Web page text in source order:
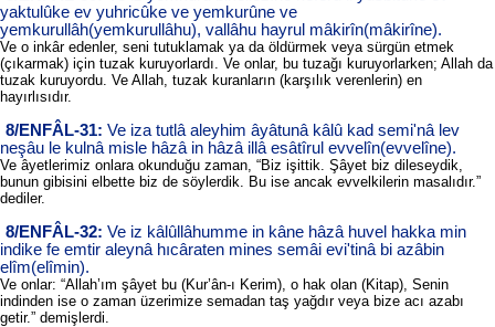
yaktulûke ev yuhricûke ve yemkurûne ve
yemkurullâh(yemkurullâhu), vallâhu hayrul mâkirîn(mâkirîne).
Ve o inkâr edenler, seni tutuklamak ya da öldürmek veya sürgün etmek
(çıkarmak) için tuzak kuruyorlardı. Ve onlar, bu tuzağı kuruyorlarken; Allah da
tuzak kuruyordu. Ve Allah, tuzak kuranların (karşılık verenlerin) en
hayırlısıdır.
8/ENFÂL-31: Ve iza tutlâ aleyhim âyâtunâ kâlû kad semi'nâ lev
neşâu le kulnâ misle hâzâ in hâzâ illâ esâtîrul evvelîn(evvelîne).
Ve âyetlerimiz onlara okunduğu zaman, “Biz işittik. Şâyet biz dileseydik,
bunun gibisini elbette biz de söylerdik. Bu ise ancak evvelkilerin masalıdır.”
dediler.
8/ENFÂL-32: Ve iz kâlûllâhumme in kâne hâzâ huvel hakka min
indike fe emtir aleynâ hıcâraten mines semâi evi'tinâ bi azâbin
elîm(elîmin).
Ve onlar: “Allah’ım şâyet bu (Kur’ân-ı Kerim), o hak olan (Kitap), Senin
indinden ise o zaman üzerimize semadan taş yağdır veya bize acı azabı
getir.” demişlerdi.